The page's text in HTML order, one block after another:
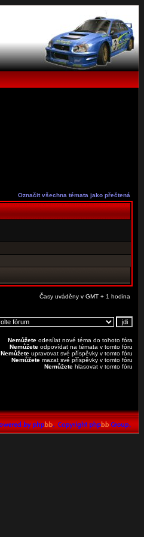
Označit všechna témata jako přečtená
Časy uváděny v GMT + 1 hodina
Nemůžete odesílat nové téma do tohoto fóra
Nemůžete odpovídat na témata v tomto fóru
Nemůžete upravovat své příspěvky v tomto fóru
Nemůžete mazat své příspěvky v tomto fóru
Nemůžete hlasovat v tomto fóru